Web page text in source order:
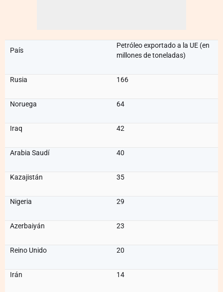
País
Petróleo exportado a la UE (en
millones de toneladas)
Rusia 166
Noruega 64
Iraq 42
Arabia Saudí 40
Kazajistán 35
Nigeria 29
Azerbaiyán 23
Reino Unido 20
Irán 14